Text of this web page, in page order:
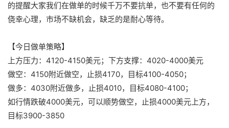
的提醒大家我们在做单的时候千万不要抗单，也不要有任何的
侥幸心理，市场不缺机会，缺乏的是耐心等待。
【今日做单策略】
上方压力：4120-4150美元；下方支撑：4020-4000美元
做空：4150附近做空，止损4170，目标4100-4050；
做多：4030附近做多，止损4010，目标4080-4100；
如行情跌破4000美元，可以顺势做空，止损4000美元上方，
目标3900-3850